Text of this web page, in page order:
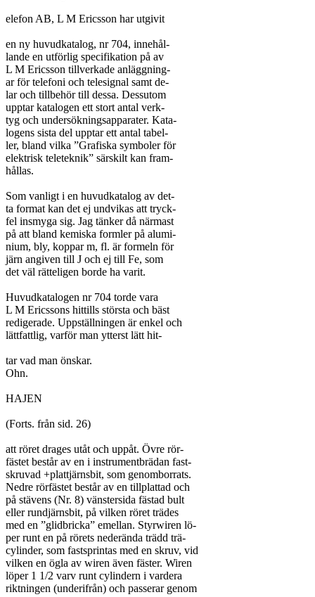
elefon AB, L M Ericsson har utgivit
en ny huvudkatalog, nr 704, innehål-
lande en utförlig specifikation på av
L M Ericsson tillverkade anläggning-
ar för telefoni och telesignal samt de-
lar och tillbehör till dessa. Dessutom
upptar katalogen ett stort antal verk-
tyg och undersökningsapparater. Kata-
logens sista del upptar ett antal tabel-
ler, bland vilka ”Grafiska symboler för
elektrisk teleteknik” särskilt kan fram-
hållas.
Som vanligt i en huvudkatalog av det-
ta format kan det ej undvikas att tryck-
fel insmyga sig. Jag tänker då närmast
på att bland kemiska formler på alumi-
nium, bly, koppar m, fl. är formeln för
järn angiven till J och ej till Fe, som
det väl rätteligen borde ha varit.
Huvudkatalogen nr 704 torde vara
L M Ericssons hittills största och bäst
redigerade. Uppställningen är enkel och
lättfattlig, varför man ytterst lätt hit-
tar vad man önskar.
Ohn.
HAJEN
(Forts. från sid. 26)
att röret drages utåt och uppåt. Övre rör-
fästet består av en i instrumentbrädan fast-
skruvad +plattjärnsbit, som genomborrats.
Nedre rörfästet består av en tillplattad och
på stävens (Nr. 8) vänstersida fästad bult
eller rundjärnsbit, på vilken röret trädes
med en ”glidbricka” emellan. Styrwiren lö-
per runt en på rörets nederända trädd trä-
cylinder, som fastsprintas med en skruv, vid
vilken en ögla av wiren även fäster. Wiren
löper 1 1/2 varv runt cylindern i vardera
riktningen (underifrån) och passerar genom